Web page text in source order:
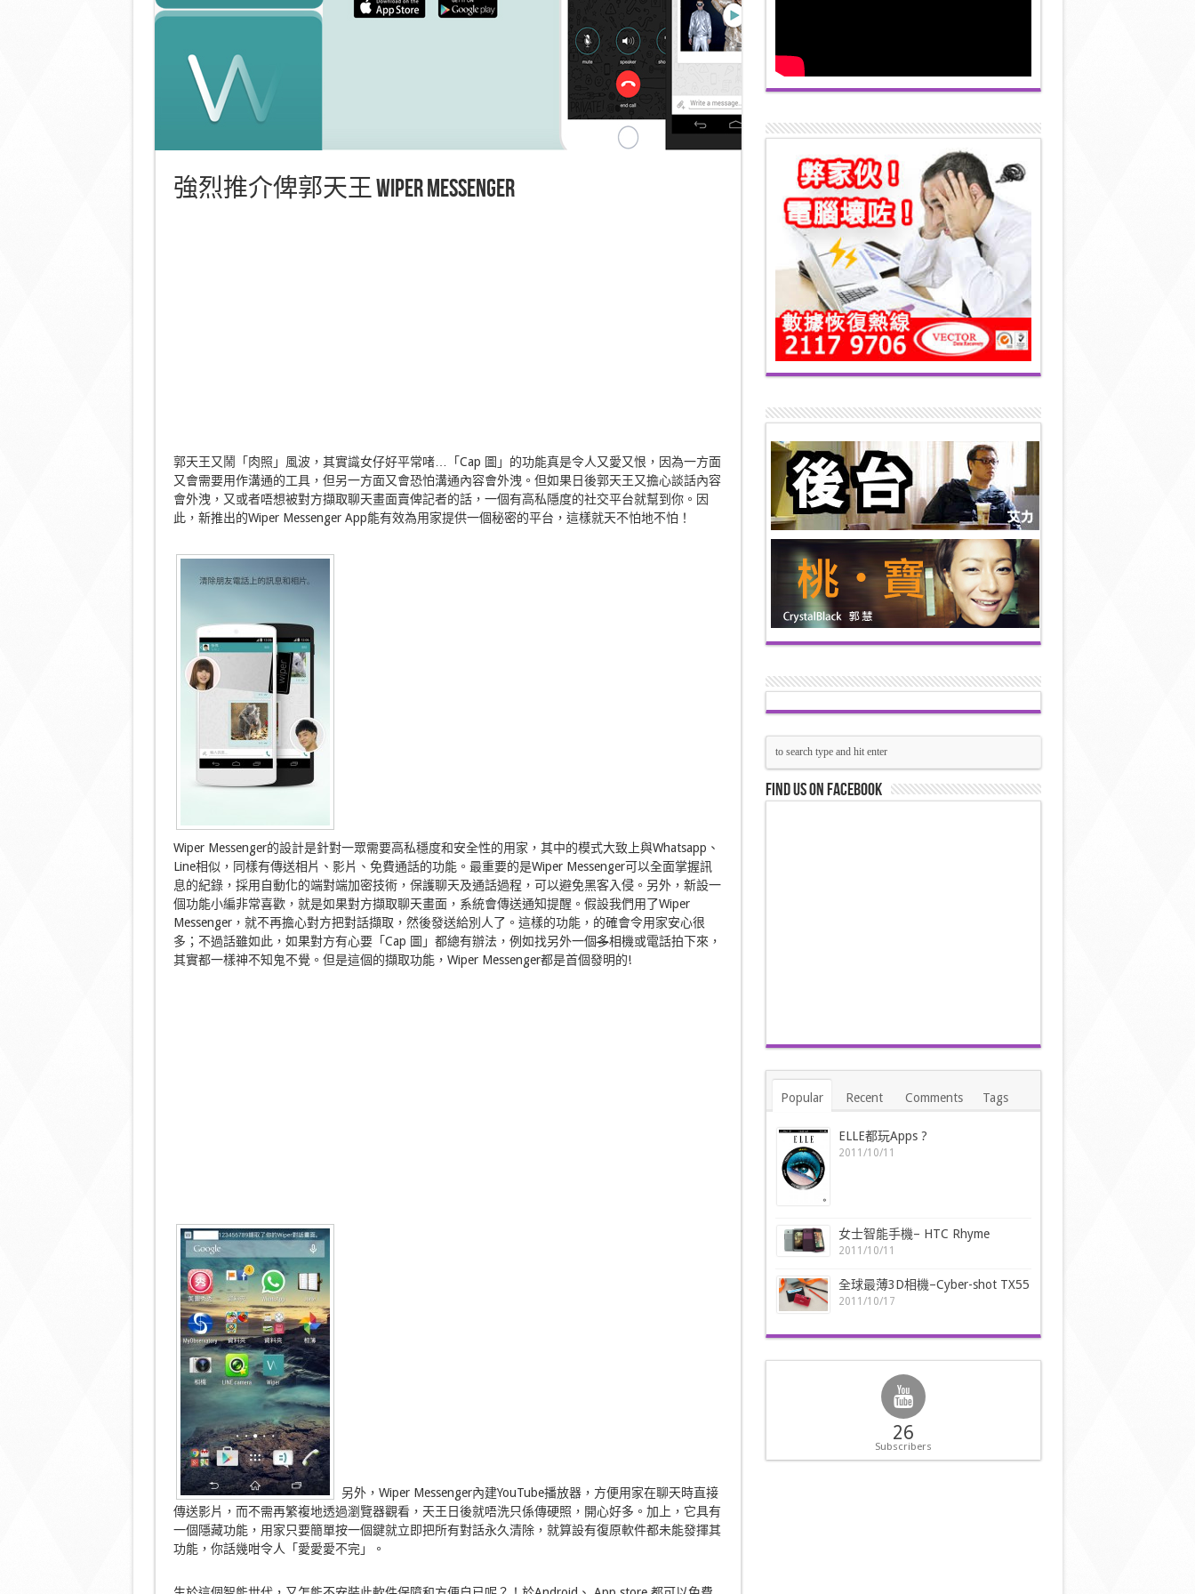
強烈推介俾郭天王 Wiper Messenger
郭天王又鬧「肉照」風波，其實識女仔好平常啫…「Cap 圖」的功能真是令人又愛又恨，因為一方面
又會需要用作溝通的工具，但另一方面又會恐怕溝通內容會外洩。但如果日後郭天王又擔心談話內容
會外洩，又或者唔想被對方擷取聊天畫面賣俾記者的話，一個有高私隱度的社交平台就幫到你。因
此，新推出的Wiper Messenger App能有效為用家提供一個秘密的平台，這樣就天不怕地不怕！
Wiper Messenger的設計是針對一眾需要高私穩度和安全性的用家，其中的模式大致上與Whatsapp、
Line相似，同樣有傳送相片、影片、免費通話的功能。最重要的是Wiper Messenger可以全面掌握訊
息的紀錄，採用自動化的端對端加密技術，保護聊天及通話過程，可以避免黑客入侵。另外，新設一
個功能小編非常喜歡，就是如果對方擷取聊天畫面，系統會傳送通知提醒。假設我們用了Wiper
Messenger，就不再擔心對方把對話擷取，然後發送給別人了。這樣的功能，的確會令用家安心很
多；不過話雖如此，如果對方有心要「Cap 圖」都總有辦法，例如找另外一個多相機或電話拍下來，
其實都一樣神不知鬼不覺。但是這個的擷取功能，Wiper Messenger都是首個發明的!
另外，Wiper Messenger內建YouTube播放器，方便用家在聊天時直接
傳送影片，而不需再繁複地透過瀏覽器觀看，天王日後就唔洗只係傳硬照，開心好多。加上，它具有
一個隱藏功能，用家只要簡單按一個鍵就立即把所有對話永久清除，就算設有復原軟件都未能發揮其
功能，你話幾咁令人「愛愛愛不完」。
Find us on Facebook
Popular Recent Comments Tags
ELLE都玩Apps ?
2011/10/11
女士智能手機– HTC Rhyme
2011/10/11
全球最薄3D相機–Cyber-shot TX55
2011/10/17
26
Subscribers